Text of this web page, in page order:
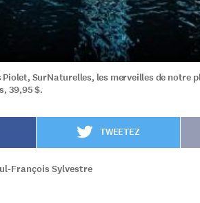
Piolet, SurNaturelles, les merveilles de notre
39,95 $.
TWEETEZ
François Sylvestre